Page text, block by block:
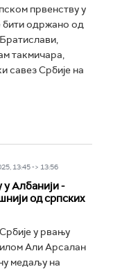
првенству у
бити одржано од
такмичара,
савез Србије на
13:45 -> 13:56
у Албанији -
од српских
у рвању
Али Арсалан
медаљу на